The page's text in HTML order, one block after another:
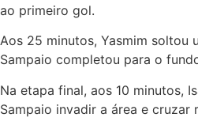
ao primeiro gol.
Aos 25 minutos, Yasmim soltou
Sampaio completou para o
Na etapa final, aos 10 minutos,
Sampaio invadir a área e cruzar